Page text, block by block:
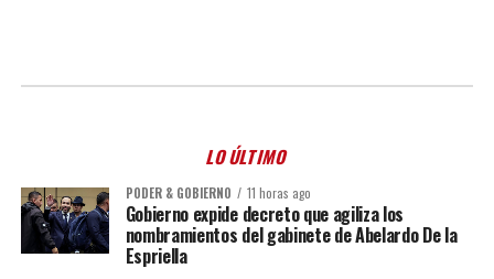
LO ÚLTIMO
PODER & GOBIERNO 11 horas ago
Gobierno expide decreto que agiliza los
nombramientos del gabinete de Abelardo De la
Espriella